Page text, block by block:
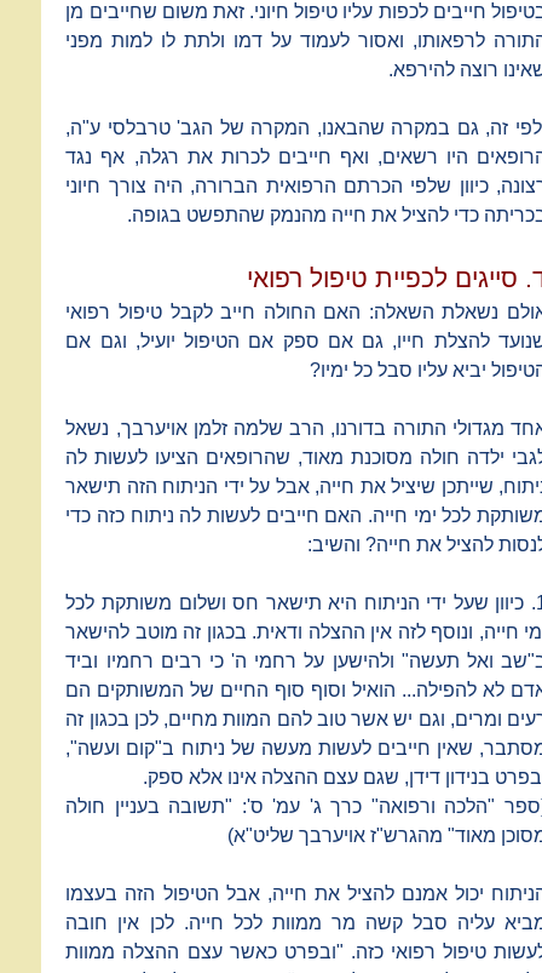
חייבים לכפות עליו טיפול חיוני. זאת משום שחייבים מן
לרפאותו, ואסור לעמוד על דמו ולתת לו למות מפני
רוצה להירפא.
זה, גם במקרה שהבאנו, המקרה של הגב' טרבלסי ע"ה,
היו רשאים, ואף חייבים לכרות את רגלה, אף נגד
כיוון שלפי הכרתם הרפואית הברורה, היה צורך חיוני
כדי להציל את חייה מהנמק שהתפשט בגופה.
סייגים לכפיית טיפול רפואי
נשאלת השאלה: האם החולה חייב לקבל טיפול רפואי
להצלת חייו, גם אם ספק אם הטיפול יועיל, וגם אם
יביא עליו סבל כל ימיו?
מגדולי התורה בדורנו, הרב שלמה זלמן אויערבך, נשאל
ילדה חולה מסוכנת מאוד, שהרופאים הציעו לעשות לה
שייתכן שיציל את חייה, אבל על ידי הניתוח הזה תישאר
לכל ימי חייה. האם חייבים לעשות לה ניתוח כזה כדי
להציל את חייה? והשיב:
1. כיוון שעל ידי הניתוח היא תישאר חס ושלום משותקת לכל
חייה, ונוסף לזה אין ההצלה ודאית. בכגון זה מוטב להישאר
ואל תעשה" ולהישען על רחמי ה' כי רבים רחמיו וביד
לא להפילה... הואיל וסוף סוף החיים של המשותקים הם
ומרים, וגם יש אשר טוב להם המוות מחיים, לכן בכגון זה
שאין חייבים לעשות מעשה של ניתוח ב"קום ועשה",
בנידון דידן, שגם עצם ההצלה אינו אלא ספק.
"הלכה ורפואה" כרך ג' עמ' ס': "תשובה בעניין חולה
מאוד" מהגרש"ז אויערבך שליט"א)
יכול אמנם להציל את חייה, אבל הטיפול הזה בעצמו
עליה סבל קשה מר ממוות לכל חייה. לכן אין חובה
טיפול רפואי כזה. "ובפרט כאשר עצם ההצלה ממוות